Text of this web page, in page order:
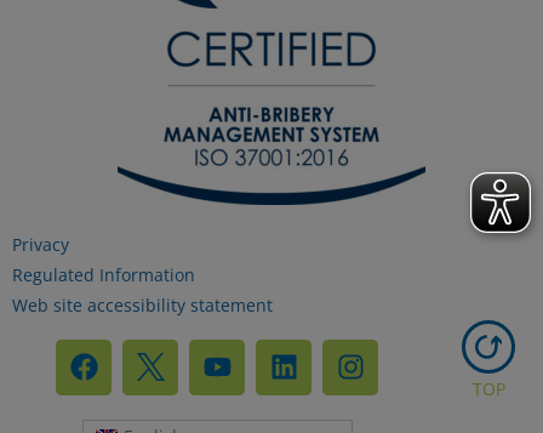
Privacy
Regulated Information
Web site accessibility statement
TOP
in assenza di cookie o altri strumenti di
tracciamento diversi da quelli tecnici.
Per maggiori informazioni consulta la
Informativa sui dati personali e cookie
RIFIUTA TUTTI
GESTISCI I TUOI COOKIES